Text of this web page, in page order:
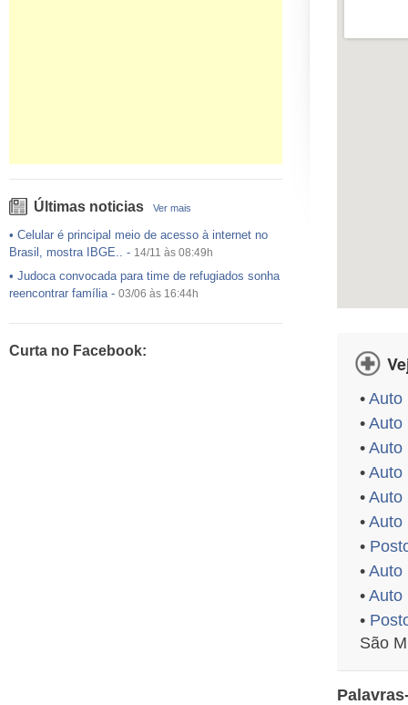
Últimas noticias Ver mais
• Celular é principal meio de acesso à internet no
Brasil, mostra IBGE.. - 14/11 às 08:49h
• Judoca convocada para time de refugiados sonha
reencontrar família- 03/06 às 16:44h
•Exército egípcio diz que encontrou destroços de
Curta no Facebook:
• Auto
• Auto
• Auto
• Auto
• Auto
• Auto
•
• Auto
• Auto
•
São